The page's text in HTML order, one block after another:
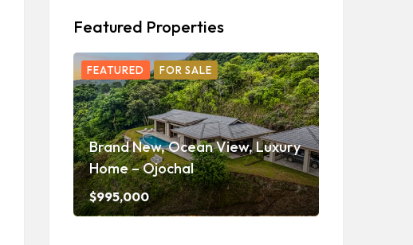
Featured Properties
FEATURED FOR SALE
Brand New, Ocean View, Luxury
Home – Ojochal
$995,000